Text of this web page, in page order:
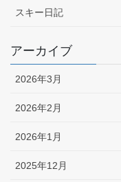
スキー日記
アーカイブ
2026年3月
2026年2月
2026年1月
2025年12月